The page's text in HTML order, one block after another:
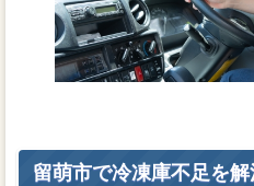
留萌市で冷凍庫不足を